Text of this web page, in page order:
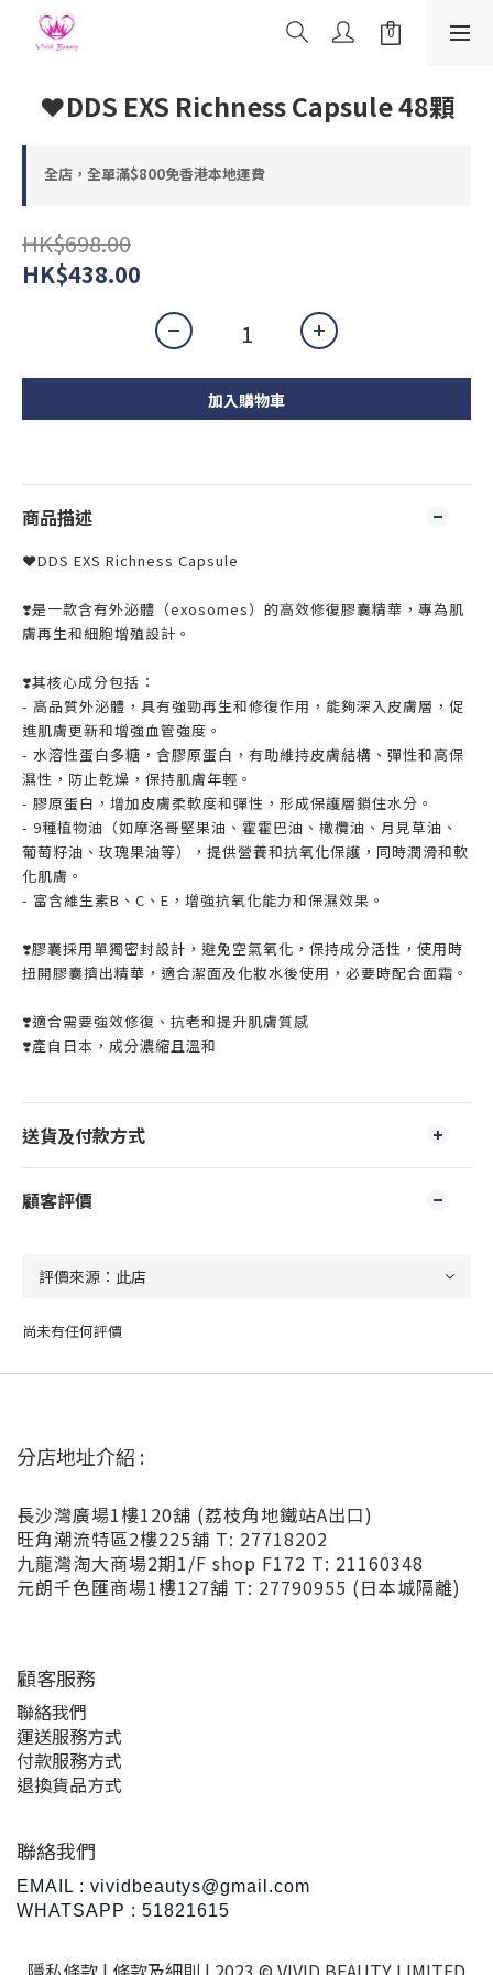
❤️DDS EXS Richness Capsule 48顆
全店，全單滿$800免香港本地運費
HK$698.00
HK$438.00
加入購物車
商品描述
❤️DDS EXS Richness Capsule
❣️是一款含有外泌體（exosomes）的高效修復膠囊精華，專為肌
膚再生和細胞增殖設計。
❣️其核心成分包括：
- 高品質外泌體，具有強勁再生和修復作用，能夠深入皮膚層，促
進肌膚更新和增強血管強度。
- 水溶性蛋白多糖，含膠原蛋白，有助維持皮膚結構、彈性和高保
濕性，防止乾燥，保持肌膚年輕。
- 膠原蛋白，增加皮膚柔軟度和彈性，形成保護層鎖住水分。
- 9種植物油（如摩洛哥堅果油、霍霍巴油、橄欖油、月見草油、
葡萄籽油、玫瑰果油等），提供營養和抗氧化保護，同時潤滑和軟
化肌膚。
- 富含維生素B、C、E，增強抗氧化能力和保濕效果。
❣️膠囊採用單獨密封設計，避免空氣氧化，保持成分活性，使用時
扭開膠囊擠出精華，適合潔面及化妝水後使用，必要時配合面霜。
❣️適合需要強效修復、抗老和提升肌膚質感
❣️產自日本，成分濃縮且溫和
送貨及付款方式
顧客評價
尚未有任何評價
分店地址介紹 :
長沙灣廣場1樓120舖 (荔枝角地鐵站A出口)
旺角潮流特區2樓225舖 T: 27718202
九龍灣淘大商場2期1/F shop F172 T: 21160348
元朗千色匯商場1樓127舖 T: 27790955 (日本城隔離)
顧客服務
聯絡我們
運送服務方式
付款服務方式
退換貨品方式
聯絡我們
EMAIL : vividbeautys@gmail.com
WHATSAPP : 51821615